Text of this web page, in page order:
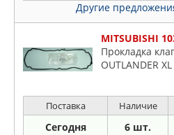
Другие
MITSUBISHI
Прокладка
OUTLANDER
Поставка Наличие
Сегодня 6 шт.